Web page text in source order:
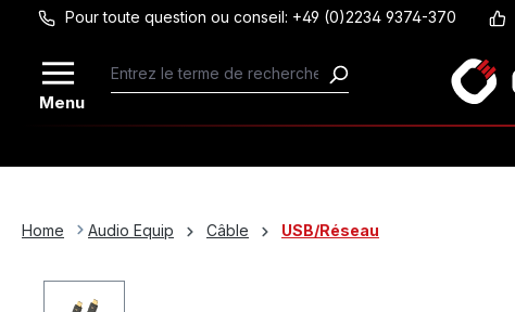
Passer au contenu principal
Pour toute question ou conseil: +49 (0)2234 9374-370
Menu
Home Audio Equip Câble USB/Réseau